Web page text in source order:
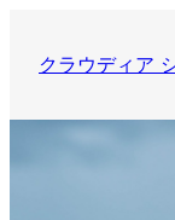
クラウディア